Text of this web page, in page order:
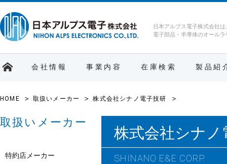
日本アルプス電子株式会社は
電子部品・半導体のオール
会社情報 事業内容 在庫検索 製品紹
HOME 取扱いメーカー 株式会社シナノ電子技研
株式会社シナノ
SHINANO E&E CORP.
取扱いメーカー
特約店メーカー